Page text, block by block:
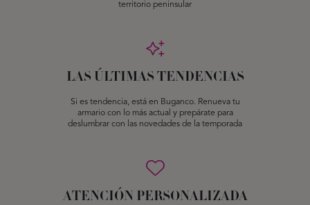
territorio peninsular
LAS ÚLTIMAS TENDENCIAS
Si es tendencia, está en Buganco. Renueva tu
armario con lo más actual y prepárate para
deslumbrar con las novedades de la temporada
ATENCIÓN PERSONALIZADA